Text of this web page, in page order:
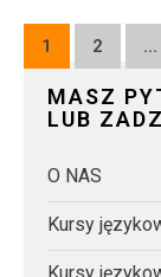
Posts
1 2 …
MASZ
LUB
O NAS
Kursy